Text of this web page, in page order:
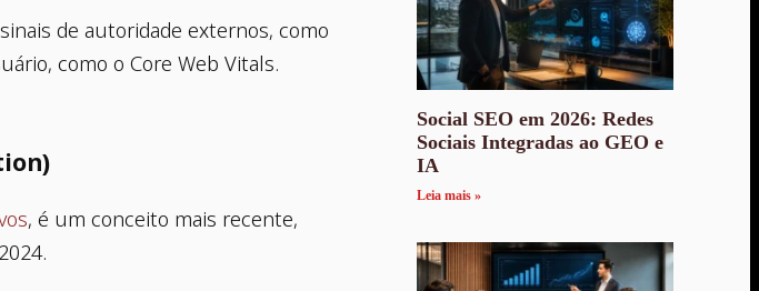
de autoridade externos, como
como o Core Web Vitals.
, é um conceito mais recente,
Social SEO em 2026: Redes
Sociais Integradas ao GEO e
IA
Leia mais »